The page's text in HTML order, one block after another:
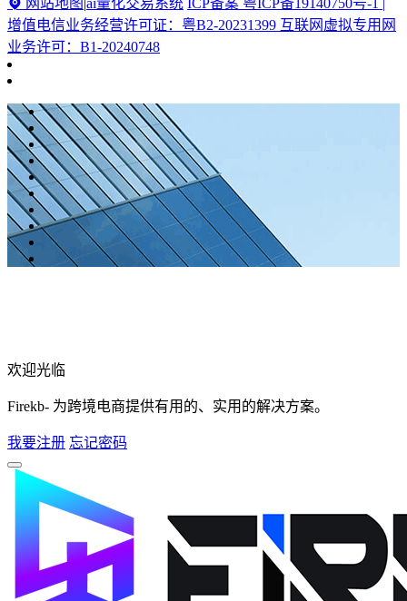
网站地图 ai量化交易系统 ICP备案 粤ICP备19140750号-1 |
增值电信业务经营许可证：粤B2-20231399 互联网虚拟专用网
业务许可：B1-20240748
欢迎光临
Firekb- 为跨境电商提供有用的、实用的解决方案。
我要注册 忘记密码